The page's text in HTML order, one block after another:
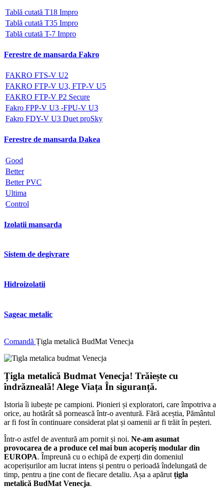
Tablă cutată T18 Impro
Tablă cutată T35 Impro
Tablă cutată T-7 Impro
Ferestre de mansarda Fakro
FAKRO FTS-V U2
FAKRO FTP-V U3, FTP-V U5
FAKRO FTP-V P2 Secure
Fakro FPP-V U3 -FPU-V U3
Fakro FDY-V U3 Duet proSky
Ferestre de mansarda Dakea
Good
Better
Better PVC
Ultima
Control
Izolatii mansarda
Sistem de degivrare
Hidroizolatii
Sageac metalic
Comandă Țigla metalică BudMat Venecja
Țigla metalică Budmat Venecja! Trăiește cu
îndrăzneală! Alege Viața În siguranță.
Istoria îi iubește pe campioni. Pionieri și exploratori, care împotriva a
orice, au hotărât să pornească într-o aventură. Fără aceștia, Pământul
ar fi fost în continuare considerat plat și oamenii ar fi trăit în peșteri.
Într-o astfel de aventură am pornit și noi. Ne-am asumat
provocarea de a produce cel mai bun acoperiș modular din
EUROPA. Împreună cu o echipă de experți din domeniul
acoperișurilor am lucrat intens și pentru o perioadă îndelungată de
timp, pentru a ține cont de fiecare detaliu. Așa a apărut țigla
metalică BudMat Venecja.